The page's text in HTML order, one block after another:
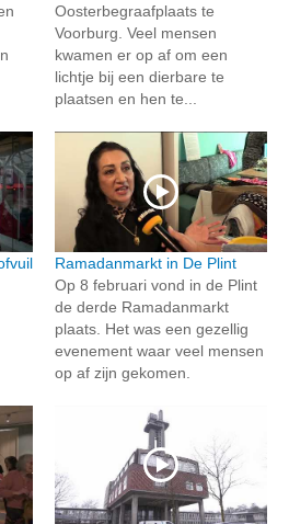
Oosterbegraafplaats te
Voorburg. Veel mensen
kwamen er op af om een
lichtje bij een dierbare te
plaatsen en hen te...
Ramadanmarkt in De Plint
Op 8 februari vond in de Plint
de derde Ramadanmarkt
plaats. Het was een gezellig
evenement waar veel mensen
op af zijn gekomen.